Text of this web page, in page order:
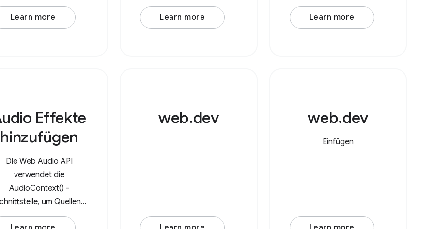
Learn more
müssen Sie die Eigenschaft
action (eine Handler-URL)
Learn more
Learn more
Effekte
hinzufügen
Die Web Audio API
verwendet die
AudioContext() -
um Quellen,
Filter und Ziele zu
web.dev web.dev
Einfügen